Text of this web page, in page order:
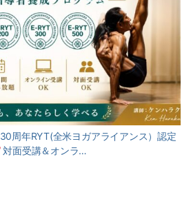
周年RYT(全米ヨガアライアンス）認定
対面受講＆オンラ…